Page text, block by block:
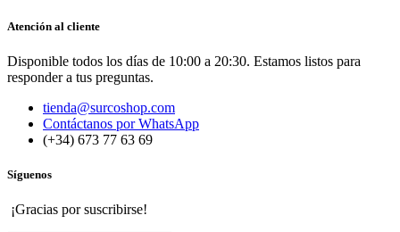
Atención al cliente
Disponible todos los días de 10:00 a 20:30. Estamos listos para
responder a tus preguntas.
tienda@surcoshop.com
Contáctanos por WhatsApp
(+34) 673 77 63 69
Síguenos
¡Gracias por suscribirse!